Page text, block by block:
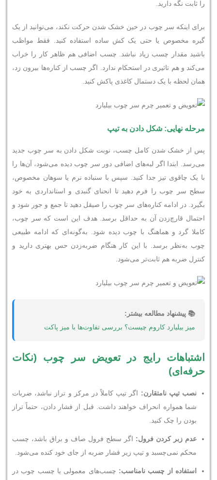
را ثابت نگه دارید.
برای اینکه سر چوب در حین خشک شدن حرکت نکند، می‌توانید از یک
گیره مخصوص یا حتی یک کش ساده استفاده کنید. فقط مواظب
باشید مقدار چسب زیاد نباشد. چسب اضافی هم ظاهر کار را خراب
می‌کند و هم تاثیری در استحکام ندارد. اگر چسب از کناره‌ها بیرون زد،
همان لحظه با یک دستمال کاغذی پاکش کنید.
مرحله نهایی: شکل دادن به تیپ
پس از خشک شدن کامل چسب، نوبت شکل دادن به سر چوب جدید
می‌رسد. ابتدا اگر لبه‌های اضافی دور سر چوب دیده می‌شود، آن‌ها را
با یک چاقوی تیز جدا کنید. سپس با سنباده نرم یا سوهان مخصوص،
سطح سر چوب را فرم دهید تا انحنای گنبدی و استانداردی به خود
بگیرد. در ادامه کناره‌های سر چوب را صیقل دهید تا جمع و جور شود و
احتمال قارچ‌زدن آن به حداقل برسد. هدف این است که سر چوب،
کاملا گرد و هماهنگ با چوب دیده شود. به‌گونه‌ای که ادامه طبیعی
چوب به‌نظر برسد. با این کار هنگام ضربه‌زدن حس بهتری دارید و
کنترل ضربه هم ثابت‌تر می‌شود.
📚 پیشنهاد مطالعه بیشتر:
میز بیلیارد کاروم چیست؟ بررسی تفاوت‌ها با میز پاکت
اشتباهات رایج در تعویض سر چوب (نکات
حرفه‌ای)
نصب تیپ نامتقارن: اگر تیپ کاملاً در مرکز و تراز نباشد، ضربات
شما همواره انحراف خواهند داشت. قبل از فشار دادن، حتماً تراز
بودن را چک کنید.
عدم زبر کردن فرول: اگر سطح فرول صاف و براق باشد، چسب
محکم نمی‌چسبد و تیپ زیر فشار ضربه از جای خود کنده می‌شود.
استفاده از چسب نامناسب: چسب‌های معمولی یا چسب چوب در